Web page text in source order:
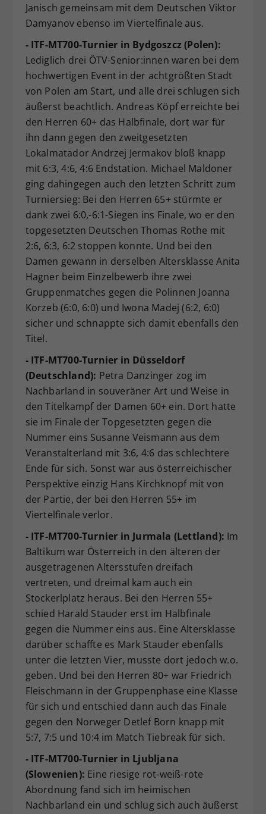
Janisch gemeinsam mit dem Deutschen Viktor
Damyanov ebenso im Viertelfinale aus.
- ITF-MT700-Turnier in Bydgoszcz (Polen):
Lediglich drei ÖTV-Senior:innen waren bei dem
hochwertigen Event in der achtgrößten Stadt
von Polen am Start, und alle drei schlugen sich
äußerst beachtlich. Andreas Köpf erreichte bei
den Herren 60+ das Halbfinale, dort war für
ihn dann gegen den zweitgesetzten
Lokalmatador Andrzej Jermakov bloß knapp
mit 6:3, 4:6, 4:6 Endstation. Michael Maldoner
ging dahingegen auch den letzten Schritt zum
Turniersieg: Bei den Herren 65+ stürmte er
dank zwei 6:0,-6:1-Siegen ins Finale, wo er den
topgesetzten Deutschen Thomas Rothe mit
2:6, 6:3, 6:2 stoppen konnte. Und bei den
Damen gewann in derselben Altersklasse Anita
Hagner beim Einzelbewerb ihre zwei
Gruppenmatches gegen die Polinnen Joanna
Korzeb (6:0, 6:0) und Iwona Madej (6:2, 6:0)
sicher und schnappte sich damit ebenfalls den
Titel.
- ITF-MT700-Turnier in Düsseldorf
(Deutschland): Petra Danzinger zog im
Nachbarland in souveräner Art und Weise in
den Titelkampf der Damen 60+ ein. Dort hatte
sie im Finale der Topgesetzten gegen die
Nummer eins Susanne Veismann aus dem
Veranstalterland mit 3:6, 4:6 das schlechtere
Ende für sich. Sonst war aus österreichischer
Perspektive einzig Hans Kirchknopf mit von
der Partie, der bei den Herren 55+ im
Viertelfinale verlor.
- ITF-MT700-Turnier in Jurmala (Lettland): Im
Baltikum war Österreich in den älteren der
ausgetragenen Altersstufen dreifach
vertreten, und dreimal kam auch ein
Stockerlplatz heraus. Bei den Herren 55+
schied Harald Stauder erst im Halbfinale
gegen die Nummer eins aus. Eine Altersklasse
darüber schaffte es Mark Stauder ebenfalls
unter die letzten Vier, musste dort jedoch w.o.
geben. Und bei den Herren 80+ war Friedrich
Fleischmann in der Gruppenphase eine Klasse
für sich und entschied dann auch das Finale
gegen den Norweger Detlef Born knapp mit
5:7, 7:5 und 10:4 im Match Tiebreak für sich.
- ITF-MT700-Turnier in Ljubljana
(Slowenien): Eine riesige rot-weiß-rote
Abordnung fand sich im heimischen
Nachbarland ein und schlug sich auch äußerst